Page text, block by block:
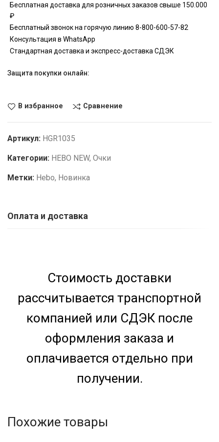
Бесплатная доставка для розничных заказов свыше 150.000
₽
Бесплатный звонок на горячую линию 8-800-600-57-82
Консультация в WhatsApp
Стандартная доставка и экспресс-доставка СДЭК
Защита покупки онлайн:
В избранное Сравнение
Артикул: HGR1035
Категории: HEBO NEW, Очки
Метки: Hebo, Новинка
Оплата и доставка
Стоимость доставки
рассчитывается транспортной
компанией или СДЭК после
оформления заказа и
оплачивается отдельно при
получении.
Похожие товары